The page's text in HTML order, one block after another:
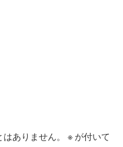
ありません。 ※ が付いて